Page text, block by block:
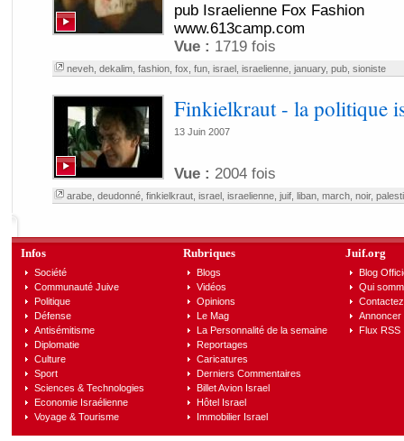
pub Israelienne Fox Fashion
www.613camp.com
Vue : 1719 fois
neveh, dekalim, fashion, fox fun, israel, israelienne, january, pub, sioniste
Finkielkraut - la politique
13 Juin 2007
Vue : 2004 fois
arabe, deudonné, finkielkraut, israel, israelienne, juif, liban, march, noir,
Infos
Société
Communauté Juive
Politique
Défense
Antisémitisme
Diplomatie
Culture
Sport
Sciences & Technologies
Economie Israélienne
Voyage & Tourisme
Rubriques
Blogs
Vidéos
Opinions
Le Mag
La Personnalité de la semaine
Reportages
Caricatures
Derniers Commentaires
Billet Avion Israel
Hôtel Israel
Immobilier Israel
Juif.org
Blog
Qui
Annoncer
Flux RSS